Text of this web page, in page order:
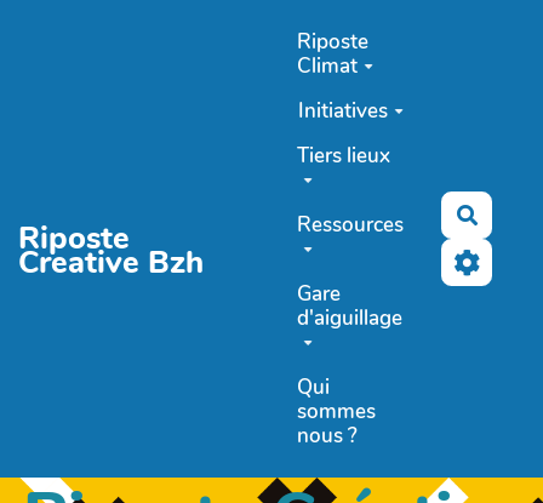
Riposte
Creative Bzh
Riposte
Climat
Initiatives
Tiers lieux
Ressources
Gare
d'aiguillage
Qui
sommes
nous ?